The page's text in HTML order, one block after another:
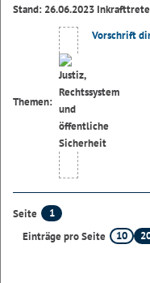
Stand: 26.06.2023
Themen:
Vorschrift
Seite
1
Einträge pro Seite
10